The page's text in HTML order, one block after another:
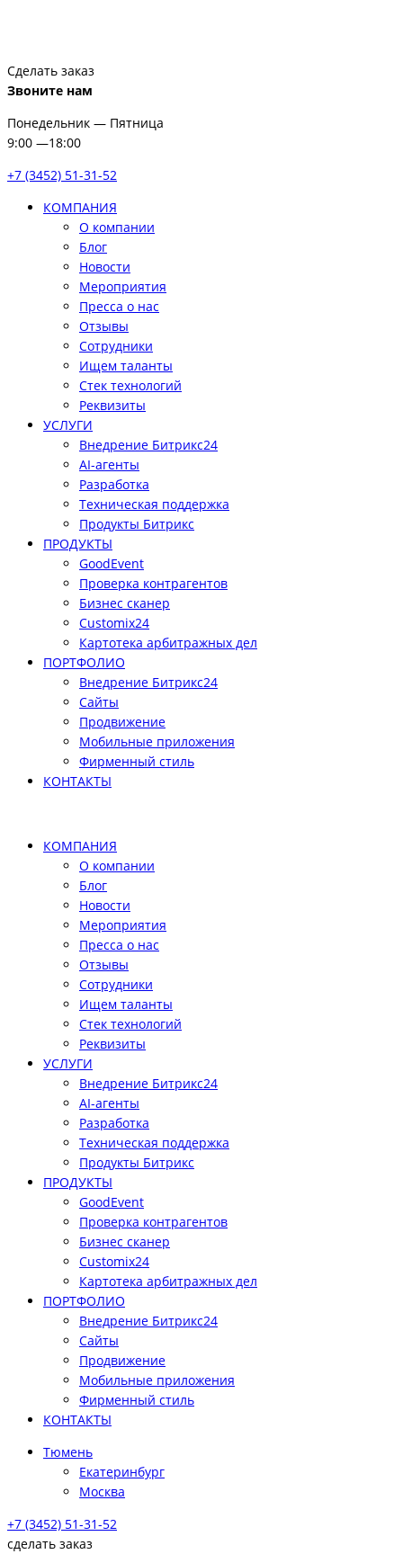
Сделать заказ
Звоните нам
Понедельник — Пятница
9:00 —18:00
+7 (3452) 51-31-52
КОМПАНИЯ
О компании
Блог
Новости
Мероприятия
Пресса о нас
Отзывы
Сотрудники
Ищем таланты
Стек технологий
Реквизиты
УСЛУГИ
Внедрение Битрикс24
AI-агенты
Разработка
Техническая поддержка
Продукты Битрикс
ПРОДУКТЫ
GoodEvent
Проверка контрагентов
Бизнес сканер
Customix24
Картотека арбитражных дел
ПОРТФОЛИО
Внедрение Битрикс24
Сайты
Продвижение
Мобильные приложения
Фирменный стиль
КОНТАКТЫ
КОМПАНИЯ
О компании
Блог
Новости
Мероприятия
Пресса о нас
Отзывы
Сотрудники
Ищем таланты
Стек технологий
Реквизиты
УСЛУГИ
Внедрение Битрикс24
AI-агенты
Разработка
Техническая поддержка
Продукты Битрикс
ПРОДУКТЫ
GoodEvent
Проверка контрагентов
Бизнес сканер
Customix24
Картотека арбитражных дел
ПОРТФОЛИО
Внедрение Битрикс24
Сайты
Продвижение
Мобильные приложения
Фирменный стиль
КОНТАКТЫ
Тюмень
Екатеринбург
Москва
+7 (3452) 51-31-52
сделать заказ